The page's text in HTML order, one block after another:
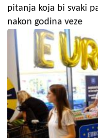
pitanja koja bi svaki
nakon godina veze